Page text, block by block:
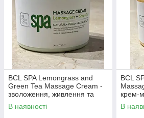
BCL SPA Lemongrass and
Green Tea Massage Cream -
зволоження, живлення та
відновлення шкіри, 473 мл
В наявності
BCL
крем-
манго
В